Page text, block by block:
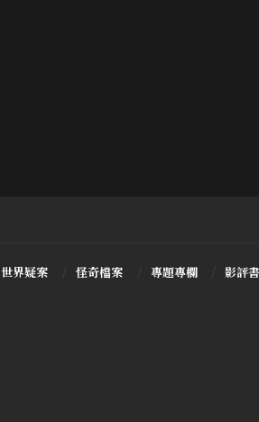
世界疑案 怪奇檔案 專題專欄
影評